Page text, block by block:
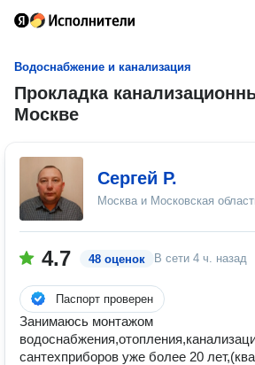
Водоснабжение и канализация
Прокладка
Москве
Сергей Р.
Москва и Московская
4.7 48 оценок В сети 4 ч. назад
Паспорт проверен
Занимаюсь монтажом
сантехприборов уже более 20